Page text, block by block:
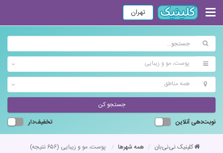
تهران
پوست، مو و زیبایی
همه مناطق
جستجو کن
نوبت‌دهی آنلاین
تخفیف‌دار
کلینیک نی‌نی‌بان همه شهرها پوست، مو و زیبایی (۶۵۶ نتیجه)